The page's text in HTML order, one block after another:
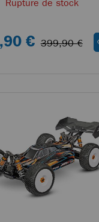
Rupture de stock
€ 399,90 €